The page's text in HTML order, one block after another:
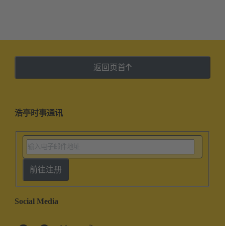
返回页首
浩亭时事通讯
前往注册
Social Media